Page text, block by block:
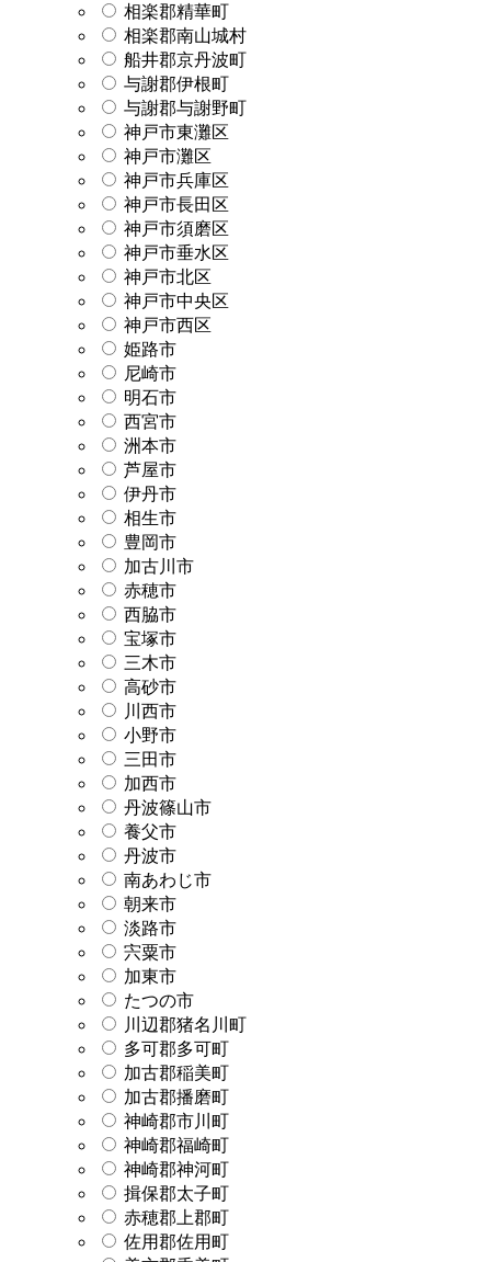
相楽郡精華町
相楽郡南山城村
船井郡京丹波町
与謝郡伊根町
与謝郡与謝野町
神戸市東灘区
神戸市灘区
神戸市兵庫区
神戸市長田区
神戸市須磨区
神戸市垂水区
神戸市北区
神戸市中央区
神戸市西区
姫路市
尼崎市
明石市
西宮市
洲本市
芦屋市
伊丹市
相生市
豊岡市
加古川市
赤穂市
西脇市
宝塚市
三木市
高砂市
川西市
小野市
三田市
加西市
丹波篠山市
養父市
丹波市
南あわじ市
朝来市
淡路市
宍粟市
加東市
たつの市
川辺郡猪名川町
多可郡多可町
加古郡稲美町
加古郡播磨町
神崎郡市川町
神崎郡福崎町
神崎郡神河町
揖保郡太子町
赤穂郡上郡町
佐用郡佐用町